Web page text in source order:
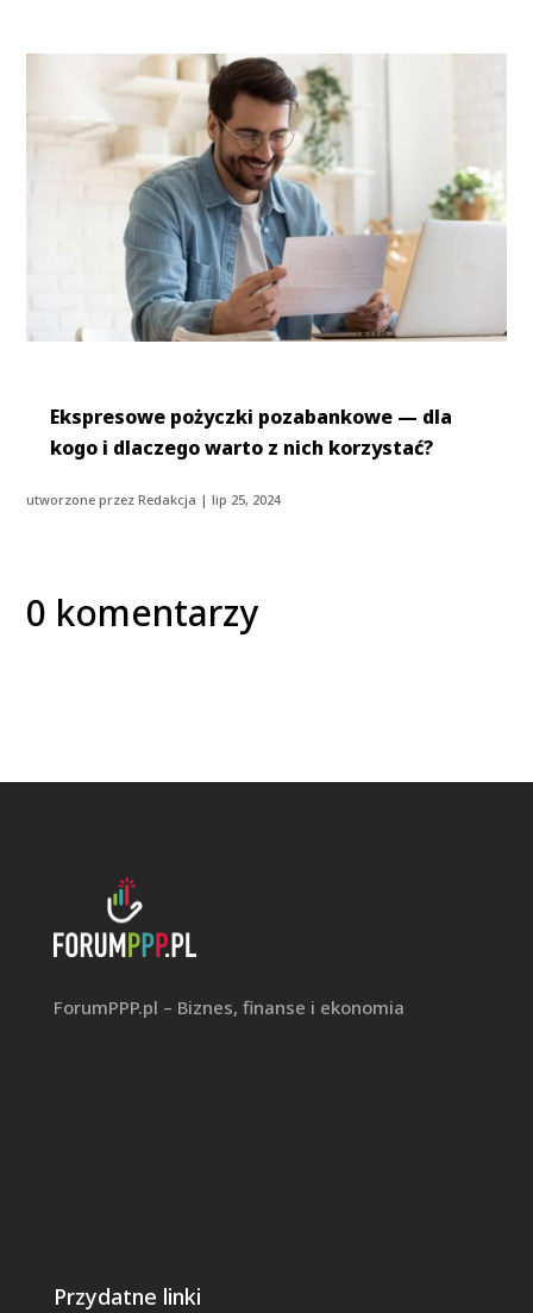
Ekspresowe pożyczki pozabankowe — dla
kogo i dlaczego warto z nich korzystać?
utworzone przezRedakcja |lip 25, 2024
0 komentarzy
ForumPPP.pl – Biznes, finanse i ekonomia
Przydatne linki